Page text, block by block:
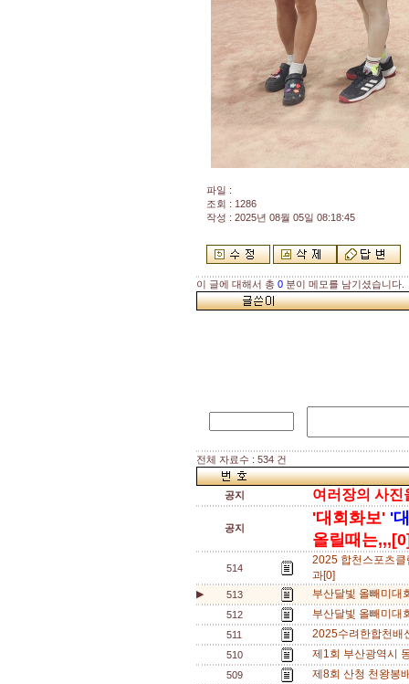
파일 :
조회 : 1286
작성 : 2025년 08월 05일 08:18:45
이 글에 대해서 총 0 분이 메모를 남기셨습니다.
전체 자료수 : 534 건
공지 여러장의 사진
공지
'대회화보' '
올릴때는
514
2025 합천스포츠
과[0]
▶ 513 부산달빛 올빼미대
512 부산달빛 올빼미
511 2025수려한합천
510 제1회 부산광역시
509 제8회 산청 천왕봉